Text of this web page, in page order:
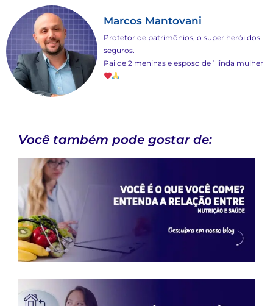
Marcos Mantovani
Protetor de patrimônios, o super herói dos
seguros.
Você também pode gostar de: